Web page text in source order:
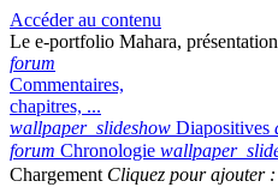
Accéder au contenu
Le e-portfolio Mahara, présentation
forum
Commentaires,
chapitres, ...
wallpaper_slideshow Diapositives
forum Chronologie
Chargement Cliquez pour ajouter :